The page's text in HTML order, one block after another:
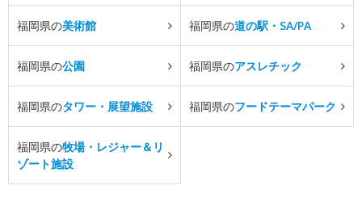
福岡県の美術館 福岡県の道の駅・SA/PA
福岡県の公園 福岡県のアスレチック
福岡県のタワー・展望施設 福岡県のフードテーマパーク
福岡県の牧場・レジャー＆リ
ゾート施設